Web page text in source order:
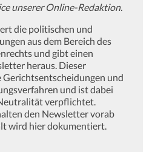
unserer Online-Redaktion.
die politischen und
aus dem Bereich des
und gibt einen
heraus. Dieser
und
und ist dabei
verpflichtet.
den Newsletter vorab
wird hier dokumentiert.